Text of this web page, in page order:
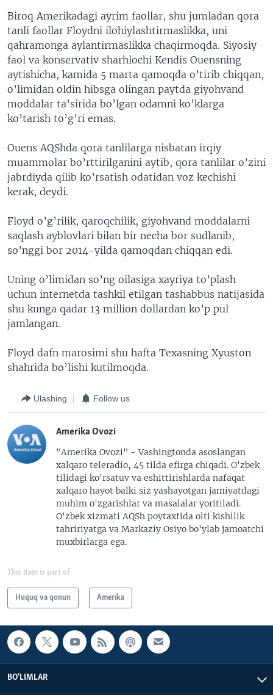
Biroq Amerikadagi ayrim faollar, shu jumladan qora
tanli faollar Floydni ilohiylashtirmaslikka, uni
qahramonga aylantirmaslikka chaqirmoqda. Siyosiy
faol va konservativ sharhlochi Kendis Ouensning
aytishicha, kamida 5 marta qamoqda o’tirib chiqqan,
o’limidan oldin hibsga olingan paytda giyohvand
moddalar ta’sirida bo’lgan odamni ko’klarga
ko’tarish to’g’ri emas.
Ouens AQShda qora tanlilarga nisbatan irqiy
muammolar bo’rttirilganini aytib, qora tanlilar o’zini
jabrdiyda qilib ko’rsatish odatidan voz kechishi
kerak, deydi.
Floyd o’g’rilik, qaroqchilik, giyohvand moddalarni
saqlash ayblovlari bilan bir necha bor sudlanib,
so’nggi bor 2014-yilda qamoqdan chiqqan edi.
Uning o’limidan so’ng oilasiga xayriya to’plash
uchun internetda tashkil etilgan tashabbus natijasida
shu kunga qadar 13 million dollardan ko’p pul
jamlangan.
Floyd dafn marosimi shu hafta Texasning Xyuston
shahrida bo’lishi kutilmoqda.
Ulashing Follow us
Amerika Ovozi
"Amerika Ovozi" - Vashingtonda asoslangan
xalqaro teleradio, 45 tilda efirga chiqadi. O'zbek
tilidagi ko'rsatuv va eshittirishlarda nafaqat
xalqaro hayot balki siz yashayotgan jamiyatdagi
muhim o'zgarishlar va masalalar yoritiladi.
O'zbek xizmati AQSh poytaxtida olti kishilik
tahririyatga va Markaziy Osiyo bo'ylab jamoatchi
muxbirlarga ega.
This item is part of
Huquq va qonun Amerika
BO'LIMLAR